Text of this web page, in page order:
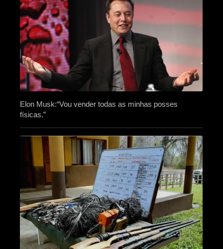
Elon Musk:“Vou vender todas as minhas posses
físicas.”